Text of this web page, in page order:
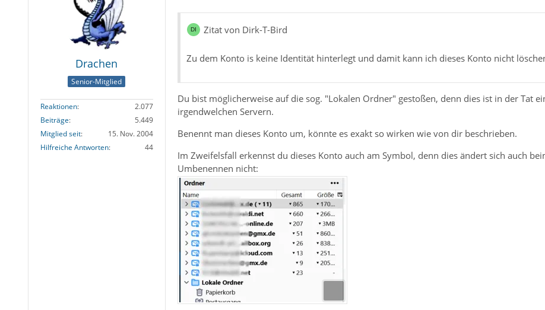
Drachen
Senior-Mitglied
Reaktionen
2.077
Beiträge
5.449
Mitglied seit
15. Nov. 2004
Hilfreiche Antworten
44
Zitat von Dirk-T-Bird
Zu dem Konto is keine Identität hinterlegt und damit kann ich dieses Konto nicht
Du bist möglicherweise auf die sog. "Lokalen Ordner" gestoßen, denn dies ist in der Tat
irgendwelchen Servern.
Benennt man dieses Konto um, könnte es exakt so wirken wie von dir beschrieben.
Im Zweifelsfall erkennst du dieses Konto auch am Symbol, denn dies ändert sich auch
Umbenennen nicht: